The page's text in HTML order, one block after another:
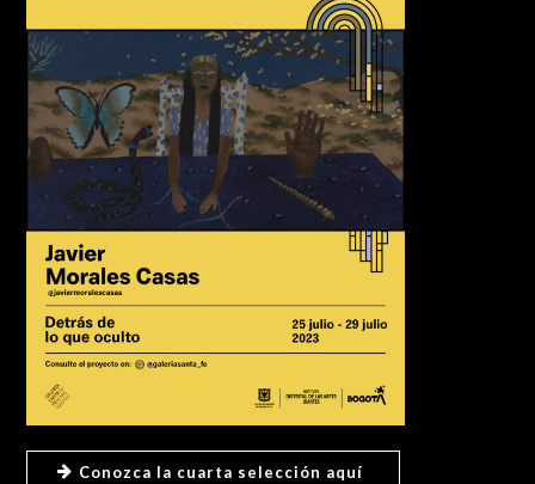
Conozca la cuarta selección aquí